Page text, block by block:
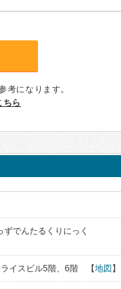
考になります。
ちら
でんたるくりにっく
イスビル5階、6階 【地図 】